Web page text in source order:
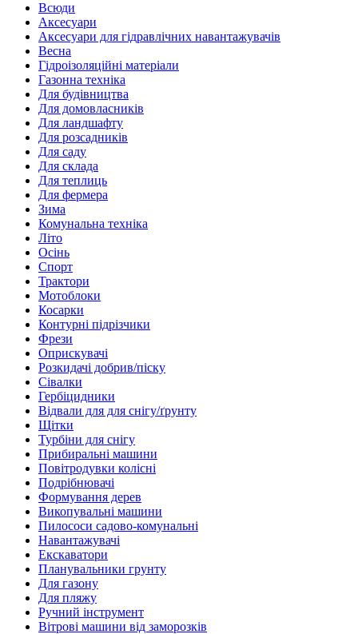
Всюди
Аксесуари
Аксесуари для гідравлічних навантажувачів
Весна
Гідроізоляційні матеріали
Газонна техніка
Для будівництва
Для домовласників
Для ландшафту
Для розсадників
Для саду
Для склада
Для теплиць
Для фермера
Зима
Комунальна техніка
Літо
Осінь
Спорт
Трактори
Мотоблоки
Косарки
Контурні підрізчики
Фрези
Оприскувачі
Розкидачі добрив/піску
Сівалки
Гербіцидники
Відвали для для снігу/ґрунту
Щітки
Турбіни для снігу
Прибиральні машини
Повітродувки колісні
Подрібнювачі
Формування дерев
Викопувальні машини
Пилососи садово-комунальні
Навантажувачі
Екскаватори
Планувальники грунту
Для газону
Для пляжу
Ручний інструмент
Вітрові машини від заморозків